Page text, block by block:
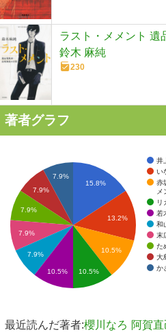
ラスト・メメント 遺
鈴木 麻純
230
著者グラフ
井
い
赤
メ
リ
若
和
末
た
大
か
15.8%
13.2%
10.5%
7.9%
7.9%
7.9%
7.9%
7.9%
10.5% 10.5%
最近読んだ著者:櫻川なろ 阿賀直